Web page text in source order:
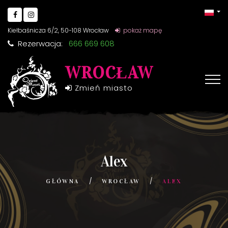
Kiełbaśnicza 6/2, 50-108 Wrocław pokaż mapę
Rezerwacja: 666 669 608
WROCŁAW
Zmień miasto
Alex
GŁÓWNA WROCŁAW ALEX